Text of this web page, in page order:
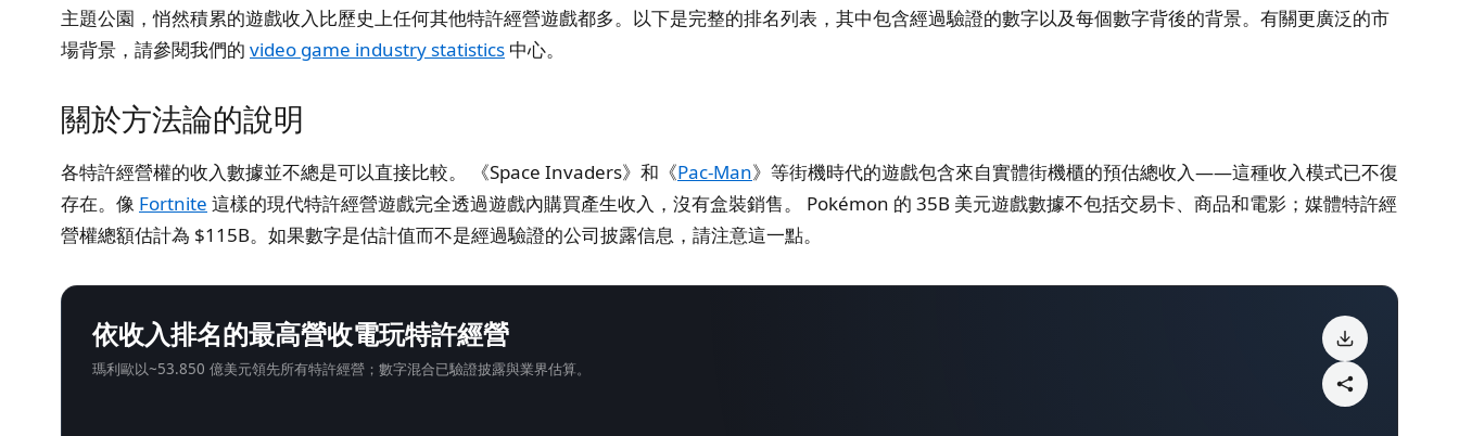
主題公園，悄然積累的遊戲收入比歷史上任何其他特許經營遊戲都多。以下是完整的排名列表，其中包含經過驗證的數字以及每個數字背後的背景。有關更廣泛的市
場背景，請參閱我們的 video game industry statistics 中心。
關於方法論的說明
各特許經營權的收入數據並不總是可以直接比較。 《Space Invaders》和《Pac-Man》等街機時代的遊戲包含來自實體街機櫃的預估總收入——這種收入模式已不復
存在。像 Fortnite 這樣的現代特許經營遊戲完全透過遊戲內購買產生收入，沒有盒裝銷售。 Pokémon 的 35B 美元遊戲數據不包括交易卡、商品和電影；媒體特許經
營權總額估計為 $115B。如果數字是估計值而不是經過驗證的公司披露信息，請注意這一點。
依收入排名的最高營收電玩特許經營
瑪利歐以~53.850 億美元領先所有特許經營；數字混合已驗證披露與業界估算。